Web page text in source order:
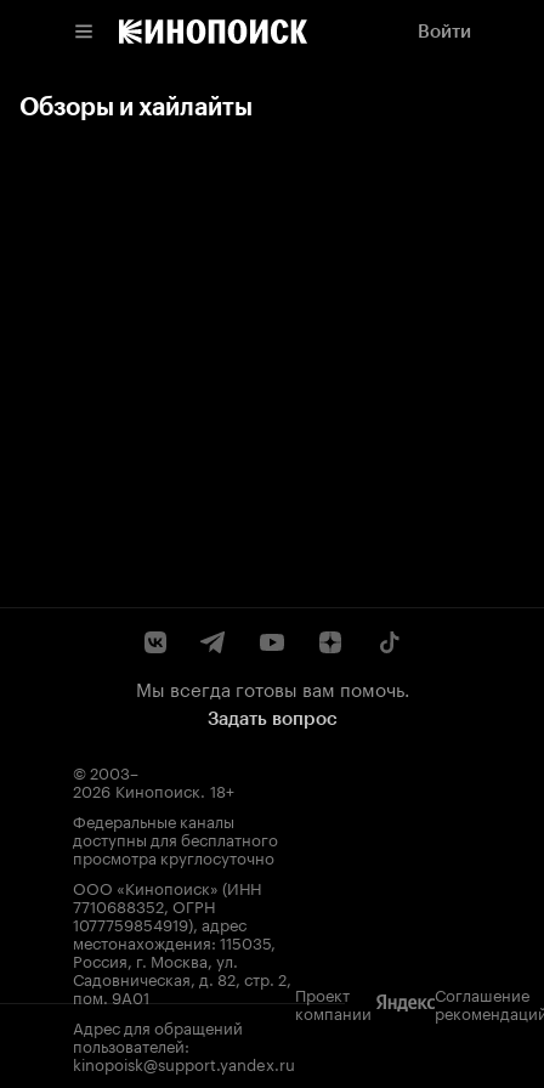
Войти
Обзоры и хайлайты
Мы всегда готовы вам помочь.
Задать вопрос
© 2003–
2026 Кинопоиск. 18+
Федеральные каналы
доступны для бесплатного
просмотра круглосуточно
ООО «Кинопоиск» (ИНН
7710688352, ОГРН
1077759854919), адрес
местонахождения: 115035,
Россия, г. Москва, ул.
Садовническая, д. 82, стр. 2,
пом. 9А01
Адрес для обращений
пользователей:
kinopoisk@support.yandex.ru
Проект
компании
Соглашение